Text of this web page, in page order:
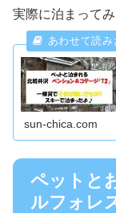
実際に泊まって
sun-chica.com
ペットと
ルフォレ